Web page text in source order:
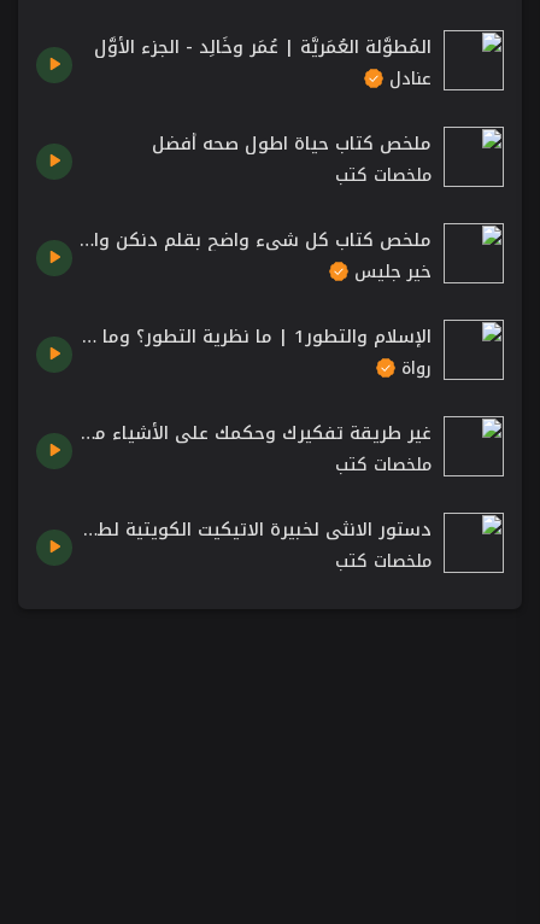
المُطوَّلة العُمَريَّة | عُمَر وخَالِد - الجزء الأوَّل
عنادل
ملخص كتاب حياة اطول صحه أفضل
ملخصات كتب
ملخص كتاب كل شيء واضح بقلم دنكن واتس :: Everything Is Obvious by Duncan Watts
خير جليس
الإسلام والتطور1 | ما نظرية التطور؟ وما سبب أهميتها؟
رواة
غير طريقة تفكيرك وحكمك على الأشياء مع كتاب نظرية الفستق - كتب تطوير الذات وبناء الشخصية
ملخصات كتب
دستور الانثى لخبيرة الاتيكيت الكويتية لطيفة سعيد اللوغاني
ملخصات كتب